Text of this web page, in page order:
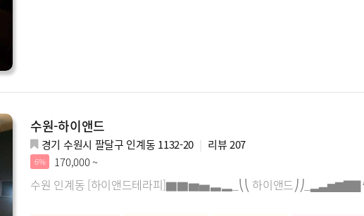
수원-하이앤드
경기 수원시 팔달구 인계동 1132-20 리뷰207
6% 170,000 ~
수원 인계동 [하이앤드테라피]▇▇▆▅▃▂_⎝⎝ 하이앤드